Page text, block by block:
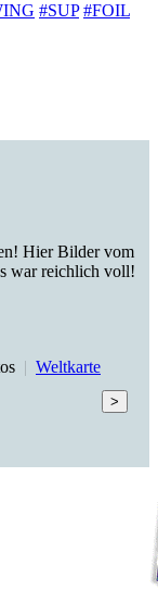
#SUP #FOIL
Hier Bilder vom
war reichlich voll!
| Weltkarte
>